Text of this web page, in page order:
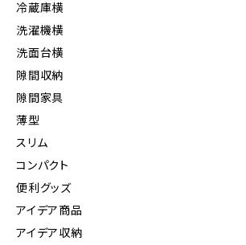
冷蔵庫横
洗濯機横
洗面台横
隙間収納
隙間家具
薄型
スリム
コンパクト
便利グッズ
アイデア商品
アイデア収納